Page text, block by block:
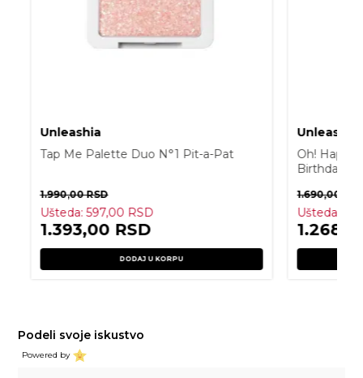
Unleashia
Tap Me Palette Duo N°1 Pit-a-Pat
1.990,00RSD
Ušteda:597,00 RSD
1.393,00 RSD
DODAJ U KORPU
Unleashia
Oh! Happy
Birthday
1.690,00
Ušteda:
Podeli svoje iskustvo
Powered by